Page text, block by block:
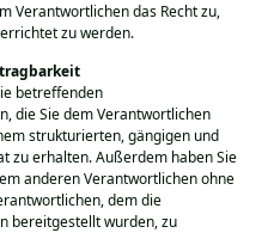
Verantwortlichen das Recht zu,
zu werden.
betreffenden
die Sie dem Verantwortlichen
strukturierten, gängigen und
zu erhalten. Außerdem haben Sie
anderen Verantwortlichen ohne
dem die
bereitgestellt wurden, zu